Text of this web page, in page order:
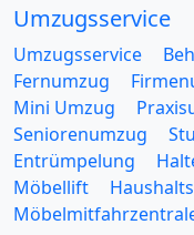
Umzugsservice
Umzugsservice
Fernumzug
Mini Umzug
Seniorenumzug
Entrümpelung
Möbellift